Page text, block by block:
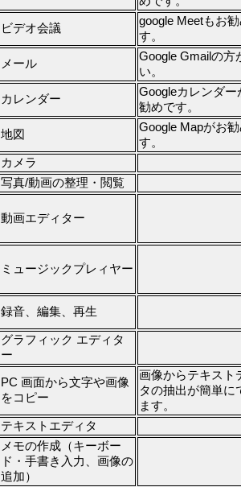
ビデオ会議
google Meetもお
す。
メール
Google Gmailの方
い。
カレンダー
Googleカレンダー
勧めです。
地図
Google Mapがお
す。
カメラ
写真/動画の整理・閲覧
動画エディター
ミュージックプレィヤー
録音、編集、再生
グラフィック エディタ
ー
PC 画面から文字や画像
をコピー
画像からテキスト
タの抽出が簡単に
ます。
テキストエディタ
メモの作成（キーボー
ド・手書き入力、画像の
追加）